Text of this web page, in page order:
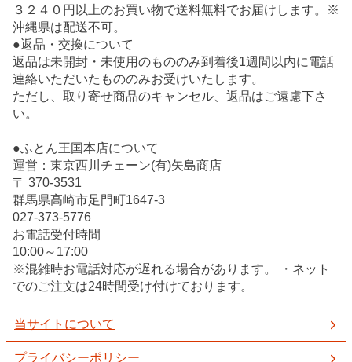
３２４０円以上のお買い物で送料無料でお届けします。※
沖縄県は配送不可。
●返品・交換について
返品は未開封・未使用のもののみ到着後1週間以内に電話
連絡いただいたもののみお受けいたします。
ただし、取り寄せ商品のキャンセル、返品はご遠慮下さ
い。
●ふとん王国本店について
運営：東京西川チェーン(有)矢島商店
〒 370-3531
群馬県高崎市足門町1647-3
027-373-5776
お電話受付時間
10:00～17:00
※混雑時お電話対応が遅れる場合があります。 ・ネット
でのご注文は24時間受け付けております。
当サイトについて
プライバシーポリシー